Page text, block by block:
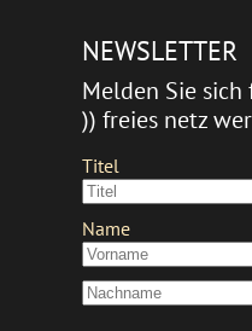
NEWSLETTER
Melden Sie
)) freies netz